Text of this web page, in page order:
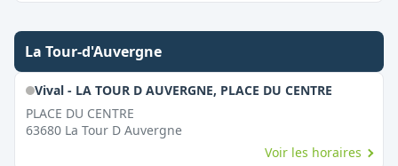
La Tour-d'Auvergne
Vival - LA TOUR D AUVERGNE, PLACE DU CENTRE
PLACE DU CENTRE
63680 La Tour D Auvergne
Voir les horaires